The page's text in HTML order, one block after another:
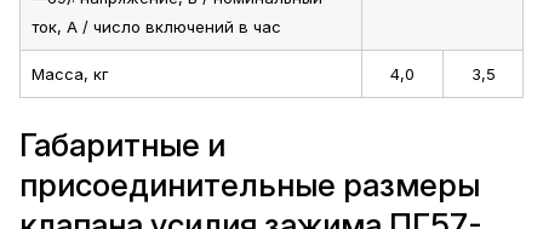
ток, А / число включений в час
Масса, кг 4,0 3,5
Габаритные и
присоединительные размеры